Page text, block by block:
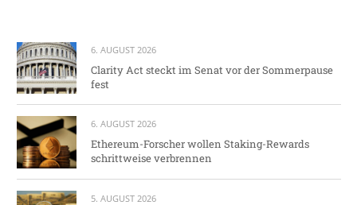
6. AUGUST 2026
Clarity Act steckt im Senat vor der Sommerpause
fest
6. AUGUST 2026
Ethereum-Forscher wollen Staking-Rewards
schrittweise verbrennen
5. AUGUST 2026